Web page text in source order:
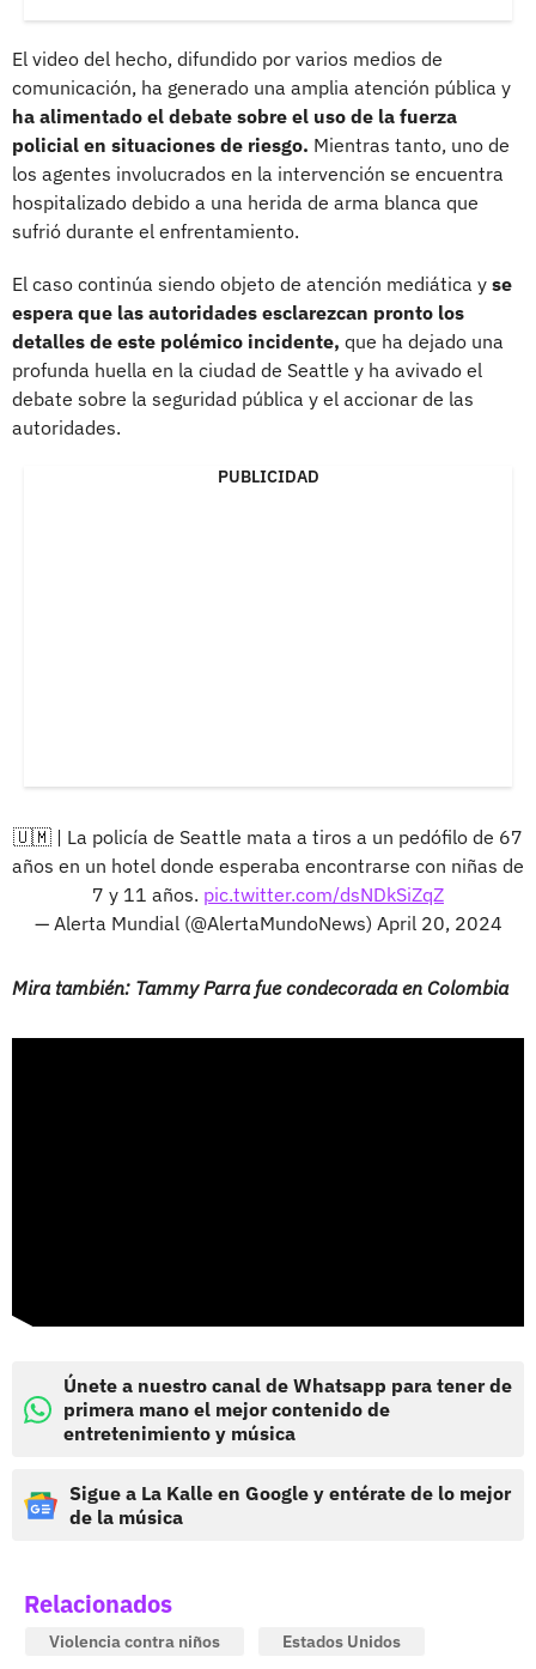
El video del hecho, difundido por varios medios de
comunicación, ha generado una amplia atención pública y
ha alimentado el debate sobre el uso de la fuerza
policial en situaciones de riesgo. Mientras tanto, uno de
los agentes involucrados en la intervención se encuentra
hospitalizado debido a una herida de arma blanca que
sufrió durante el enfrentamiento.
El caso continúa siendo objeto de atención mediática y se
espera que las autoridades esclarezcan pronto los
detalles de este polémico incidente, que ha dejado una
profunda huella en la ciudad de Seattle y ha avivado el
debate sobre la seguridad pública y el accionar de las
autoridades.
PUBLICIDAD
🇺🇲 | La policía de Seattle mata a tiros a un pedófilo de 67
años en un hotel donde esperaba encontrarse con niñas de
7 y 11 años. pic.twitter.com/dsNDkSiZqZ
— Alerta Mundial (@AlertaMundoNews) April 20, 2024
Mira también: Tammy Parra fue condecorada en Colombia
Únete a nuestro canal de Whatsapp para tener de
primera mano el mejor contenido de
entretenimiento y música
Sigue a La Kalle en Google y entérate de lo mejor
de la música
Relacionados
Violencia contra niños
Estados Unidos